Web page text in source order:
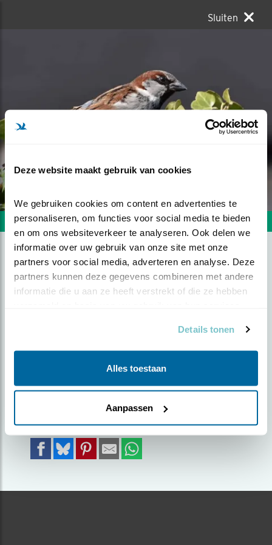
Deze website maakt gebruik van cookies
We gebruiken cookies om content en advertenties te
personaliseren, om functies voor social media te bieden
en om ons websiteverkeer te analyseren. Ook delen we
informatie over uw gebruik van onze site met onze
partners voor social media, adverteren en analyse. Deze
partners kunnen deze gegevens combineren met andere
informatie die u aan ze heeft verstrekt of die ze hebben
Details tonen
Alles toestaan
Aanpassen
Sluiten
Volgende foto Vorige foto
MIJN HUISMUSJE
Mijn favoriete vogeltje, komt mij elke dag
begroeten!
Foto genomen in: Tuin